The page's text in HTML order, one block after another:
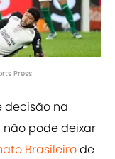
Press
decisão na
não pode deixar
Brasileirode